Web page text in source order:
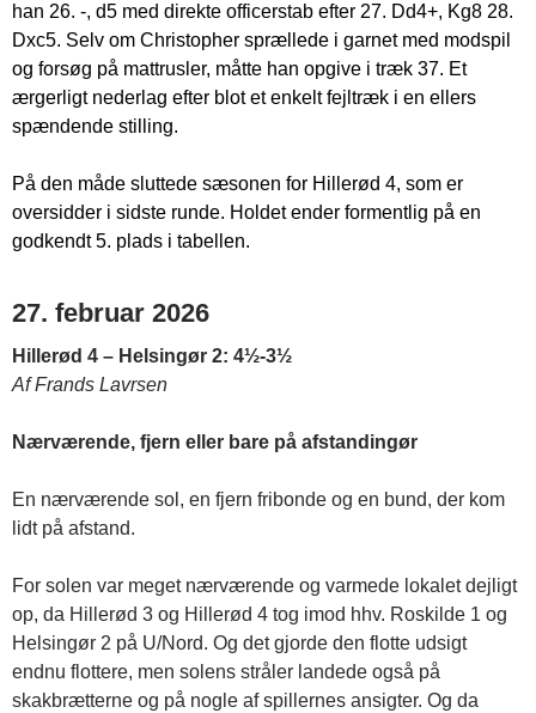
han 26. -, d5 med direkte officerstab efter 27. Dd4+, Kg8 28.
Dxc5. Selv om Christopher sprællede i garnet med modspil
og forsøg på mattrusler, måtte han opgive i træk 37. Et
ærgerligt nederlag efter blot et enkelt fejltræk i en ellers
spændende stilling.
På den måde sluttede sæsonen for Hillerød 4, som er
oversidder i sidste runde. Holdet ender formentlig på en
godkendt 5. plads i tabellen.
27. februar 2026
Hillerød 4 – Helsingør 2: 4½-3½
Af Frands Lavrsen
Nærværende, fjern eller bare på afstandingør
En nærværende sol, en fjern fribonde og en bund, der kom
lidt på afstand.
For solen var meget nærværende og varmede lokalet dejligt
op, da Hillerød 3 og Hillerød 4 tog imod hhv. Roskilde 1 og
Helsingør 2 på U/Nord. Og det gjorde den flotte udsigt
endnu flottere, men solens stråler landede også på
skakbrætterne og på nogle af spillernes ansigter. Og da